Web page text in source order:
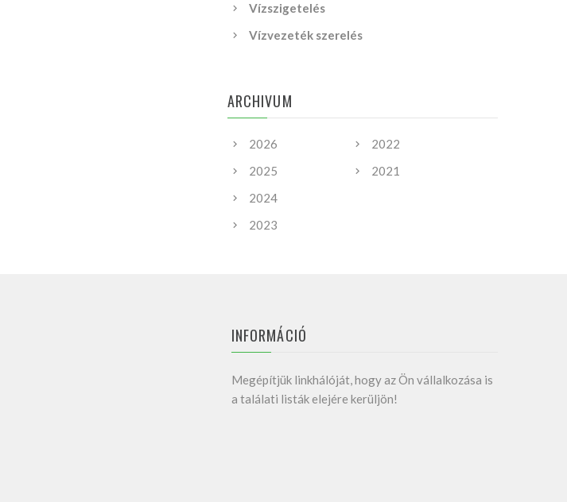
Vízszigetelés
Vízvezeték szerelés
ARCHIVUM
2026
2025
2024
2023
2022
2021
INFORMÁCIÓ
Megépítjük linkhálóját, hogy az Ön vállalkozása is
a találati listák elejére kerüljön!